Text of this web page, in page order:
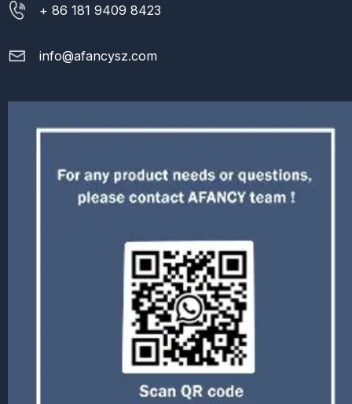
+ 86 181 9409 8423
info@afancysz.com